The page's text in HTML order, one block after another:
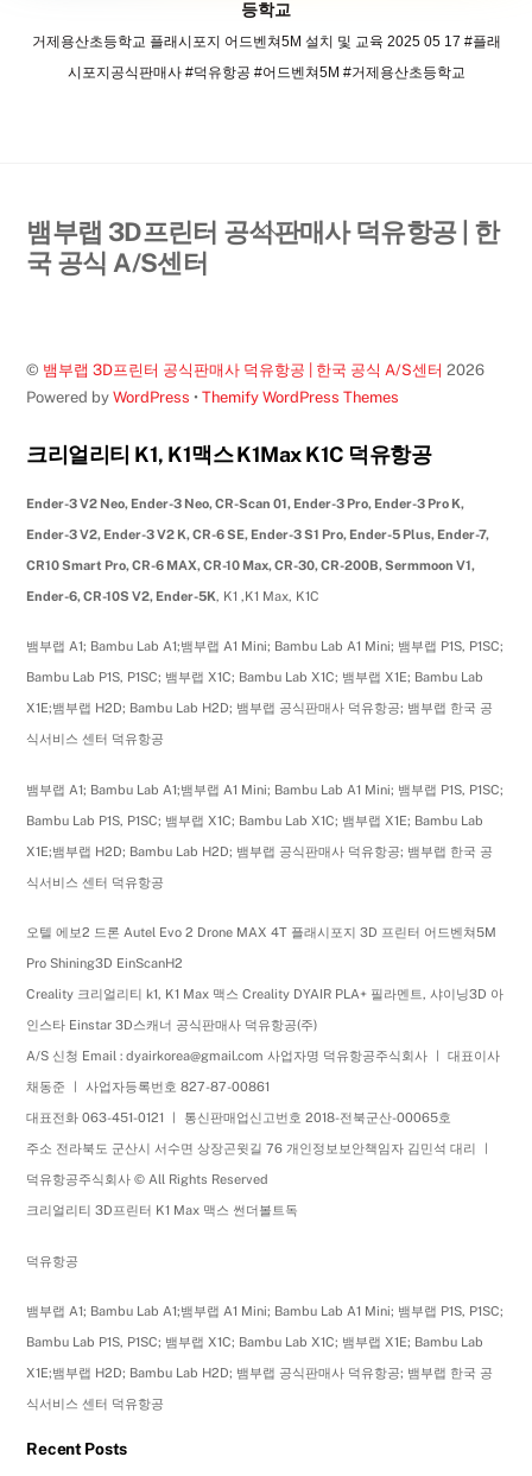
등학교
거제용산초등학교 플래시포지 어드벤쳐5M 설치 및 교육 2025 05 17 #플래
시포지공식판매사 #덕유항공 #어드벤쳐5M #거제용산초등학교
Back
뱀부랩 3D프린터 공식판매사 덕유항공 | 한
국 공식 A/S센터
© 뱀부랩 3D프린터 공식판매사 덕유항공 | 한국 공식 A/S센터 2026
Powered byWordPress •Themify WordPress Themes
크리얼리티 K1, K1맥스 K1Max K1C 덕유항공
Ender-3 V2 Neo, Ender-3 Neo, CR-Scan 01, Ender-3 Pro, Ender-3 Pro K,
Ender-3 V2, Ender-3 V2 K, CR-6 SE, Ender-3 S1 Pro, Ender-5 Plus, Ender-7,
CR10 Smart Pro, CR-6 MAX, CR-10 Max, CR-30, CR-200B, Sermmoon V1,
Ender-6, CR-10S V2, Ender-5K, K1 ,K1 Max, K1C
뱀부랩 A1; Bambu Lab A1;뱀부랩 A1 Mini; Bambu Lab A1 Mini; 뱀부랩 P1S, P1SC;
Bambu Lab P1S, P1SC; 뱀부랩 X1C; Bambu Lab X1C; 뱀부랩 X1E; Bambu Lab
X1E;뱀부랩 H2D; Bambu Lab H2D; 뱀부랩 공식판매사 덕유항공; 뱀부랩 한국 공
식서비스 센터 덕유항공
뱀부랩 A1; Bambu Lab A1;뱀부랩 A1 Mini; Bambu Lab A1 Mini; 뱀부랩 P1S, P1SC;
Bambu Lab P1S, P1SC; 뱀부랩 X1C; Bambu Lab X1C; 뱀부랩 X1E; Bambu Lab
X1E;뱀부랩 H2D; Bambu Lab H2D; 뱀부랩 공식판매사 덕유항공; 뱀부랩 한국 공
식서비스 센터 덕유항공
오텔 에보2 드론 Autel Evo 2 Drone MAX 4T 플래시포지 3D 프린터 어드벤쳐5M
Pro Shining3D EinScanH2
Creality 크리얼리티 k1, K1 Max 맥스 Creality DYAIR PLA+ 필라멘트, 샤이닝3D 아
인스타 Einstar 3D스캐너 공식판매사 덕유항공(주)
A/S 신청 Email : dyairkorea@gmail.com 사업자명 덕유항공주식회사 ㅣ 대표이사
채동준 ㅣ 사업자등록번호 827-87-00861
대표전화 063-451-0121 ㅣ 통신판매업신고번호 2018-전북군산-00065호
주소 전라북도 군산시 서수면 상장곤윗길 76 개인정보보안책임자 김민석 대리 ㅣ
덕유항공주식회사 © All Rights Reserved
크리얼리티 3D프린터 K1 Max 맥스 썬더볼트독
덕유항공
뱀부랩 A1; Bambu Lab A1;뱀부랩 A1 Mini; Bambu Lab A1 Mini; 뱀부랩 P1S, P1SC;
Bambu Lab P1S, P1SC; 뱀부랩 X1C; Bambu Lab X1C; 뱀부랩 X1E; Bambu Lab
X1E;뱀부랩 H2D; Bambu Lab H2D; 뱀부랩 공식판매사 덕유항공; 뱀부랩 한국 공
식서비스 센터 덕유항공
Recent Posts